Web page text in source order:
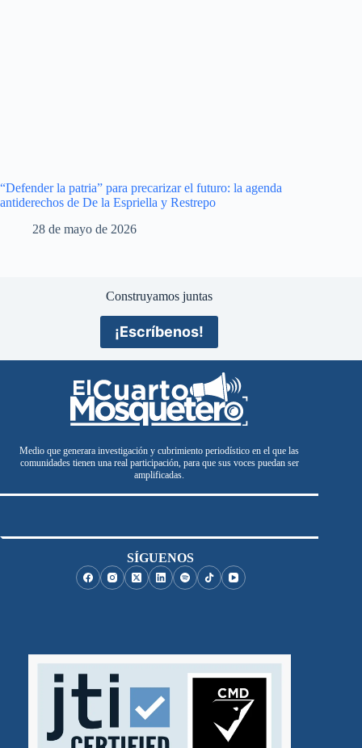
“Defender la patria” para precarizar el futuro: la agenda
antiderechos de De la Espriella y Restrepo
28 de mayo de 2026
Construyamos juntas
¡Escríbenos!
Medio que generara investigación y cubrimiento periodístico en el que las
comunidades tienen una real participación, para que sus voces puedan ser
amplificadas.
SÍGUENOS